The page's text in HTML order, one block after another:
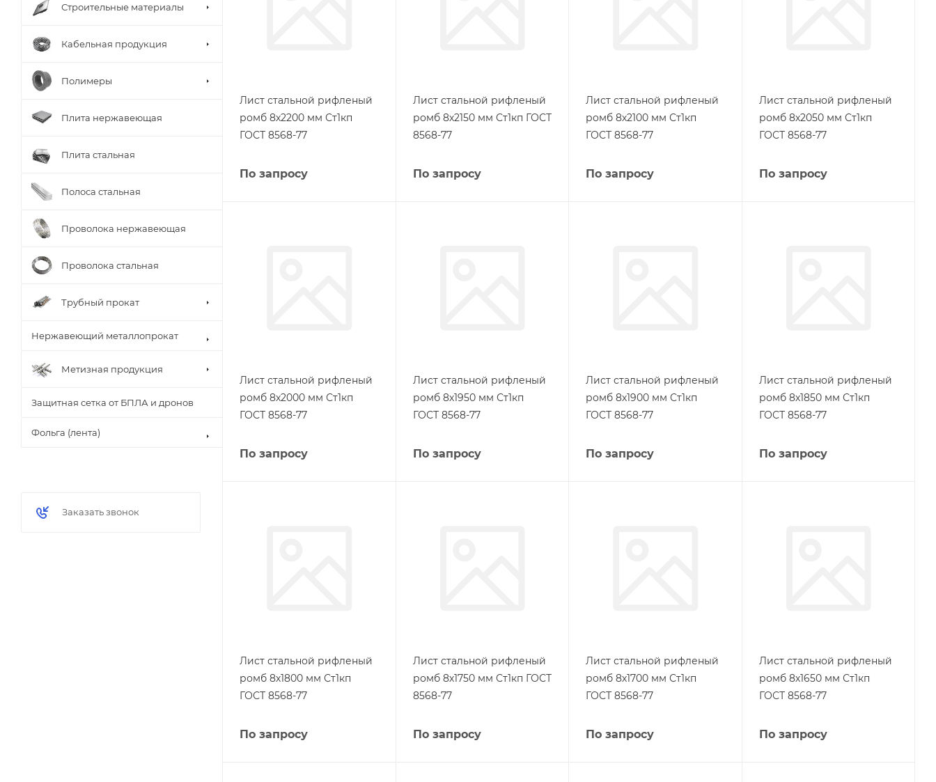
Лист стальной рифленый
ромб 8х2200 мм Ст1кп
ГОСТ 8568-77
По запросу
Лист стальной рифленый
ромб 8х2150 мм Ст1кп ГОСТ
8568-77
По запросу
Лист стальной рифленый
ромб 8х2100 мм Ст1кп
ГОСТ 8568-77
По запросу
Лист стальной рифленый
ромб 8х2050 мм Ст1кп
ГОСТ 8568-77
По запросу
Лист стальной рифленый
ромб 8х2000 мм Ст1кп
ГОСТ 8568-77
По запросу
Лист стальной рифленый
ромб 8х1950 мм Ст1кп
ГОСТ 8568-77
По запросу
Лист стальной рифленый
ромб 8х1900 мм Ст1кп
ГОСТ 8568-77
По запросу
Лист стальной рифленый
ромб 8х1850 мм Ст1кп
ГОСТ 8568-77
По запросу
Лист стальной рифленый
ромб 8х1800 мм Ст1кп
ГОСТ 8568-77
По запросу
Лист стальной рифленый
ромб 8х1750 мм Ст1кп ГОСТ
8568-77
По запросу
Лист стальной рифленый
ромб 8х1700 мм Ст1кп
ГОСТ 8568-77
По запросу
Лист стальной рифленый
ромб 8х1650 мм Ст1кп
ГОСТ 8568-77
По запросу
Строительные материалы
Кабельная продукция
Полимеры
Плита нержавеющая
Плита стальная
Полоса стальная
Проволока нержавеющая
Проволока стальная
Трубный прокат
Нержавеющий металлопрокат
Метизная продукция
Защитная сетка от БПЛА и дронов
Фольга (лента)
Заказать звонок